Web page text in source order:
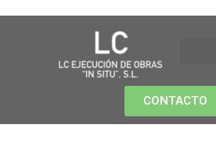
CONTACTO